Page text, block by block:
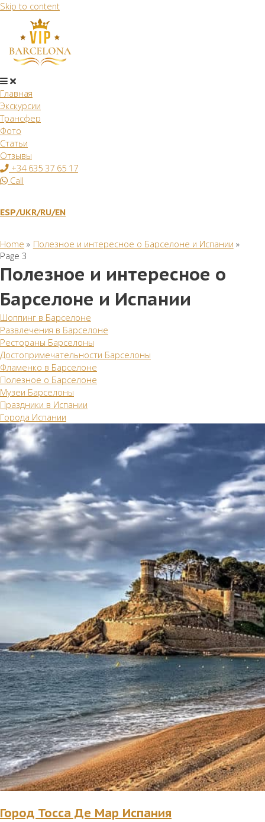
Skip to content
Главная
Экскурсии
Трансфер
Фото
Статьи
Отзывы
+34 635 37 65 17
Call
ESP/UKR/RU/EN
Home
Полезное и интересное о Барселоне и Испании
Page 3
Полезное и интересное о
Барселоне и Испании
Шоппинг в Барселоне
Развлечения в Барселоне
Рестораны Барселоны
Достопримечательности Барселоны
Фламенко в Барселоне
Полезное о Барселоне
Музеи Барселоны
Праздники в Испании
Города Испании
Город Тосса Де Мар Испания